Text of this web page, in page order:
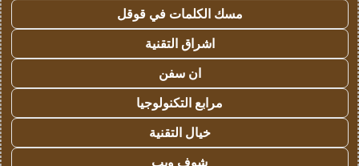
مسك الكلمات في قوقل
اشراق التقنية
ان سفن
مرابع التكنولوجيا
خيال التقنية
شوف ويب